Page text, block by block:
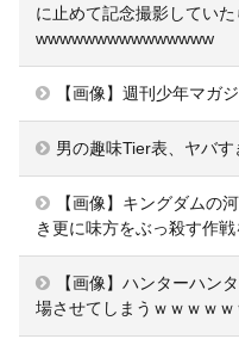
に止めて記念撮影してい
wwwwwwwwwwwwwww
【画像】週刊少年マガ
男の趣味Tier表、ヤバす
【画像】キングダムの
き更に味方をぶっ殺す作
【画像】ハンターハン
場させてしまうｗｗｗｗｗ